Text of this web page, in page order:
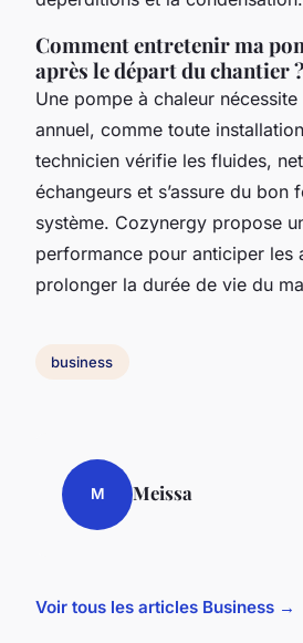
Comment entretenir ma
après le départ du chantier ?
Une pompe à chaleur
annuel, comme toute
technicien vérifie les fluides,
échangeurs et s’assure du bon
système. Cozynergy propose
performance pour anticiper les
prolonger la durée de vie du
business
M Meissa
Voir tous les articles Business →